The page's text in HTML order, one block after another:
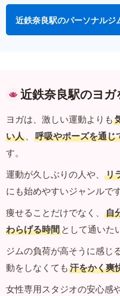
近鉄奈良駅のパーソナルジ
近鉄奈良駅のヨガ
ヨガは、激しい運動よりも
い人 、 呼吸やポーズを通じ
す。
運動が久しぶりの人や、
リ
にも始めやすいジャンルです
痩せることだけでなく、
自
わらげる時間 として通いた
ジムの負荷が高そうに感じ
動をしなくても 汗をかく爽
女性専用スタジオの安心感